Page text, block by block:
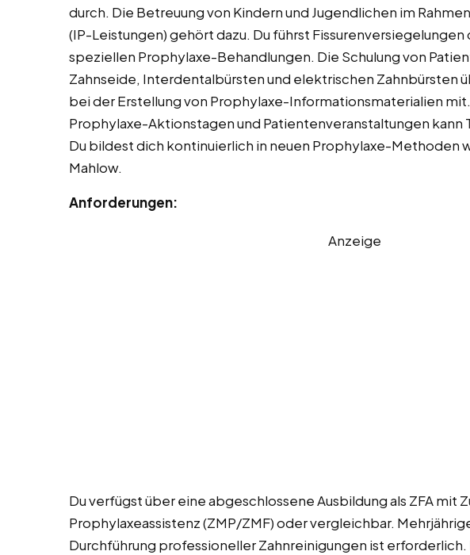
durch. Die Betreuung von Kindern und Jugendlichen im
(IP-Leistungen) gehört dazu. Du führst Fissurenversiegelungen
speziellen Prophylaxe-Behandlungen. Die Schulung von
Zahnseide, Interdentalbürsten und elektrischen Zahnbürsten
bei der Erstellung von Prophylaxe-Informationsmaterialien
Prophylaxe-Aktionstagen und Patientenveranstaltungen kann
Du bildest dich kontinuierlich in neuen Prophylaxe-Methoden
Mahlow.
Anforderungen:
Anzeige
Du verfügst über eine abgeschlossene Ausbildung als ZFA mit
Prophylaxeassistenz (ZMP/ZMF) oder vergleichbar.
Durchführung professioneller Zahnreinigungen ist